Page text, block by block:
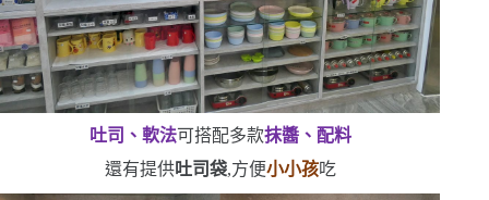
吐司、軟法可搭配多款抹醬、配料
還有提供吐司袋,方便小小孩吃